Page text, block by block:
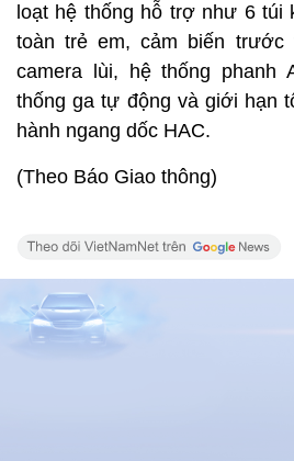
loạt hệ thống hỗ trợ như 6 túi
toàn trẻ em, cảm biến
camera lùi, hệ thống phanh
thống ga tự động và giới hạn
hành ngang dốc HAC.
(Theo Báo Giao thông)